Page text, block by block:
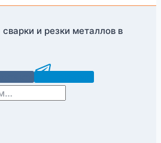
и резки металлов в